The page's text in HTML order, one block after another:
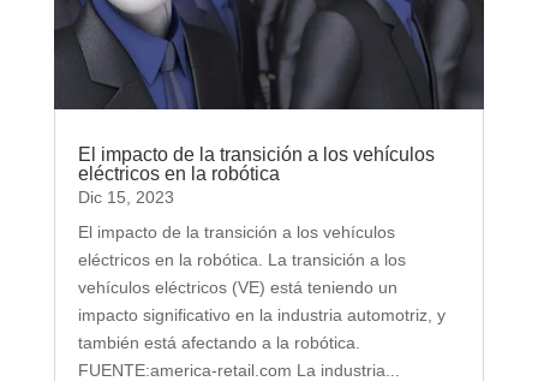
El impacto de la transición a los vehículos
eléctricos en la robótica
Dic 15, 2023
El impacto de la transición a los vehículos
eléctricos en la robótica. La transición a los
vehículos eléctricos (VE) está teniendo un
impacto significativo en la industria automotriz, y
también está afectando a la robótica.
FUENTE:america-retail.com La industria...